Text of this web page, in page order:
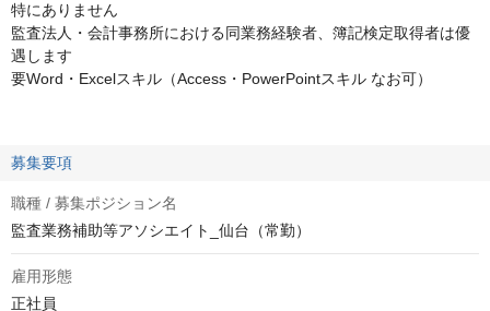
特にありません
監査法人・会計事務所における同業務経験者、簿記検定取得者は優
遇します
要Word・Excelスキル（Access・PowerPointスキル なお可）
募集要項
職種 / 募集ポジション名
監査業務補助等アソシエイト_仙台（常勤）
雇用形態
正社員